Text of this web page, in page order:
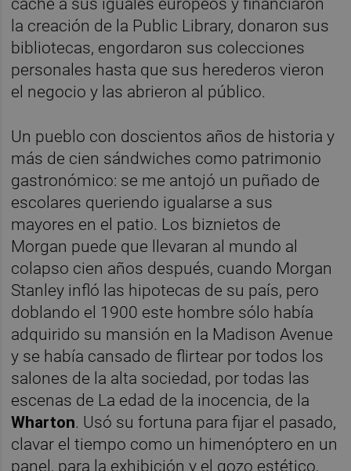
caché a sus iguales europeos y financiaron
la creación de la Public Library, donaron sus
bibliotecas, engordaron sus colecciones
personales hasta que sus herederos vieron
el negocio y las abrieron al público.
Un pueblo con doscientos años de historia y
más de cien sándwiches como patrimonio
gastronómico: se me antojó un puñado de
escolares queriendo igualarse a sus
mayores en el patio. Los biznietos de
Morgan puede que llevaran al mundo al
colapso cien años después, cuando Morgan
Stanley infló las hipotecas de su país, pero
doblando el 1900 este hombre sólo había
adquirido su mansión en la Madison Avenue
y se había cansado de flirtear por todos los
salones de la alta sociedad, por todas las
escenas de La edad de la inocencia, de la
Wharton. Usó su fortuna para fijar el pasado,
clavar el tiempo como un himenóptero en un
panel, para la exhibición y el gozo estético,